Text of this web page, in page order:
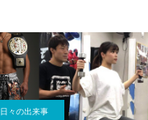
日々の出来事